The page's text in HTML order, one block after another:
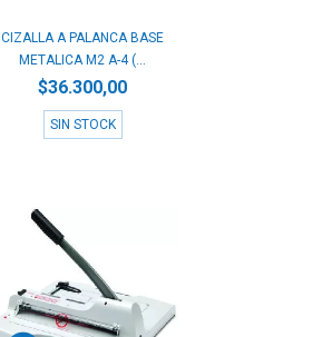
CIZALLA A PALANCA BASE
METALICA M2 A-4 (...
$36.300,00
SIN STOCK